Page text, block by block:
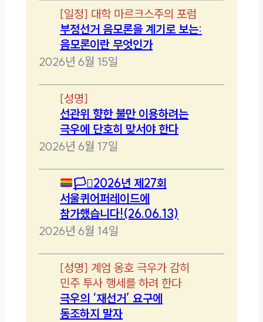
[일정] 대학 마르크스주의 포럼
부정선거 음모론을 계기로 보는:
음모론이란 무엇인가
2026년 6월 15일
[성명]
선관위 향한 불만 이용하려는
극우에 단호히 맞서야 한다
2026년 6월 17일
🏳️‍⚧️2026년 제27회
서울퀴어퍼레이드에
참가했습니다!(26.06.13)
2026년 6월 14일
[성명] 계엄 옹호 극우가 감히
민주 투사 행세를 하려 한다
극우의 ‘재선거’ 요구에
동조하지 말자